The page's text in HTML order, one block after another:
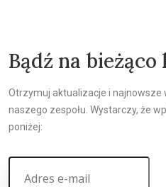
Bądź na
Otrzymuj aktualizacje i najnowsze
naszego zespołu. Wystarczy, że
poniżej: